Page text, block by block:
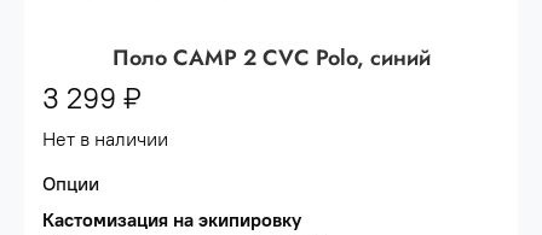
Поло CAMP 2 CVC Polo, синий
3 299 ₽
Нет в наличии
Опции
Кастомизация на экипировку